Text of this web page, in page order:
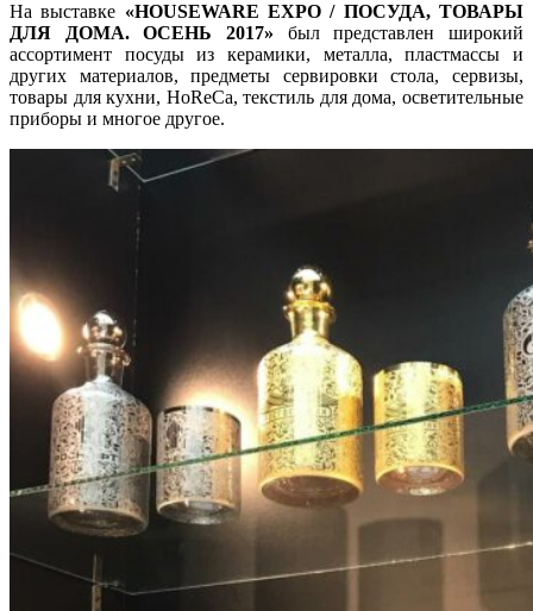
На выставке «HOUSEWARE EXPO / ПОСУДА, ТОВАРЫ
ДЛЯ ДОМА. ОСЕНЬ 2017» был представлен широкий
ассортимент посуды из керамики, металла, пластмассы и
других материалов, предметы сервировки стола, сервизы,
товары для кухни, HoReCa, текстиль для дома, осветительные
приборы и многое другое.